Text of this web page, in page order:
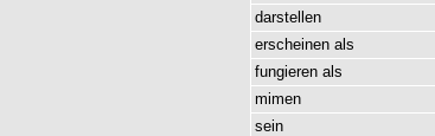
darstellen
erscheinen als
fungieren als
mimen
sein